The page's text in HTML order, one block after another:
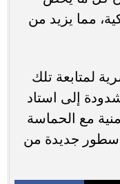
مما يزيد من
لمتابعة تلك
إلى استاد
مع الحماسة
سطور جديدة من